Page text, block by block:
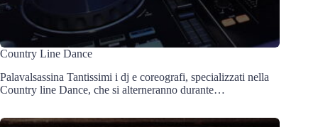
Country Line Dance
Palavalsassina Tantissimi i dj e coreografi, specializzati nella
Country line Dance, che si alterneranno durante…